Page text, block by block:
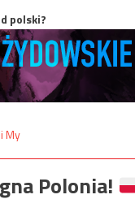
polski?
Polonia!